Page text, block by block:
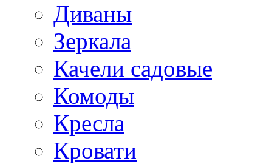
Диваны
Зеркала
Качели садовые
Комоды
Кресла
Кровати